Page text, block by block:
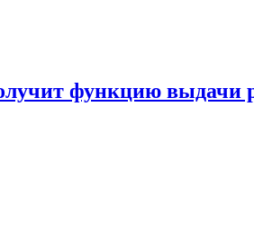
функцию выдачи